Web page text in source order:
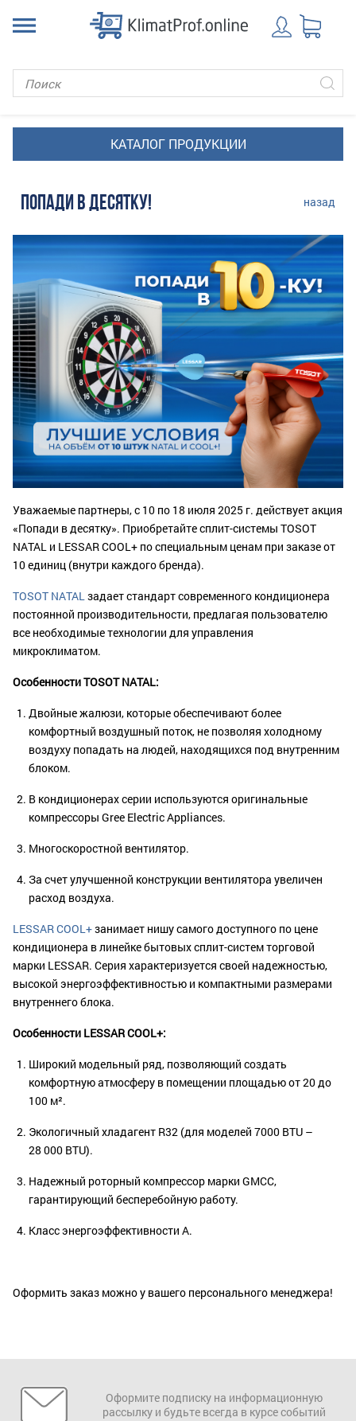
ПОПАДИ В ДЕСЯТКУ! назад
Уважаемые партнеры, с 10 по 18 июля 2025 г. действует акция
«Попади в десятку». Приобретайте сплит-системы TOSOT
NATAL и LESSAR COOL+ по специальным ценам при заказе от
10 единиц (внутри каждого бренда).
TOSOT NATALзадает стандарт современного кондиционера
постоянной производительности, предлагая пользователю
все необходимые технологии для управления
микроклиматом.
ОсобенностиTOSOTNATAL:
Двойные жалюзи, которые обеспечивают более
комфортный воздушный поток, не позволяя холодному
воздуху попадать на людей, находящихся под внутренним
блоком.
В кондиционерах серии используются оригинальные
компрессоры Gree Electric Appliances.
Многоскоростной вентилятор.
За счет улучшенной конструкции вентилятора увеличен
расход воздуха.
LESSAR COOL+занимает нишу самого доступного по цене
кондиционера в линейке бытовых сплит-систем торговой
марки LESSAR. Серия характеризуется своей надежностью,
высокой энергоэффективностью и компактными размерами
внутреннего блока.
Особенности LESSAR COOL+:
Широкий модельный ряд, позволяющий создать
комфортную атмосферу в помещении площадью от 20 до
100 м².
Экологичный хладагент R32 (для моделей 7000 BTU –
28 000 BTU).
Надежный роторный компрессор марки GMCC,
гарантирующий бесперебойную работу.
Класс энергоэффективности А.
Оформить заказ можно у вашего персонального менеджера!
Оформите подписку на информационную
рассылку и будьте всегда в курсе событий